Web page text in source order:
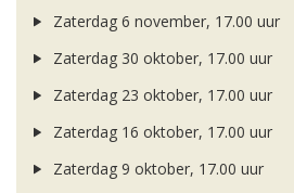
Zaterdag 6 november, 17.00 uur
Zaterdag 30 oktober, 17.00 uur
Zaterdag 23 oktober, 17.00 uur
Zaterdag 16 oktober, 17.00 uur
Zaterdag 9 oktober, 17.00 uur